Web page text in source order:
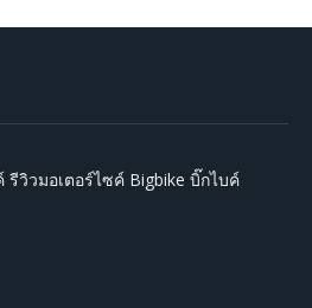
รีวิวมอเตอร์ไซค์ Bigbike บิ๊กไบค์